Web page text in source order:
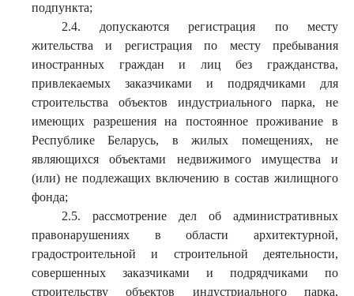
подпункта;
2.4. допускаются регистрация по месту
жительства и регистрация по месту пребывания
иностранных граждан и лиц без гражданства,
привлекаемых заказчиками и подрядчиками для
строительства объектов индустриального парка, не
имеющих разрешения на постоянное проживание в
Республике Беларусь, в жилых помещениях, не
являющихся объектами недвижимого имущества и
(или) не подлежащих включению в состав жилищного
фонда;
2.5. рассмотрение дел об административных
правонарушениях в области архитектурной,
градостроительной и строительной деятельности,
совершенных заказчиками и подрядчиками по
строительству объектов индустриального парка,